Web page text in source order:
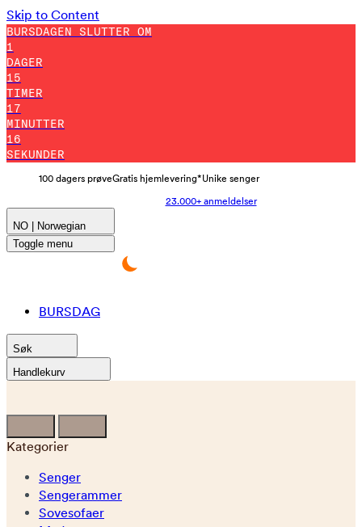
Skip to Content
BURSDAGEN SLUTTER OM
1
DAGER
15
TIMER
17
MINUTTER
13
SEKUNDER
100 dagers prøveGratis hjemlevering*Unike senger
23.000+ anmeldelser
NO | Norwegian
Toggle menu
BURSDAG
Søk
Handlekurv
Kategorier
Senger
Sengerammer
Sovesofaer